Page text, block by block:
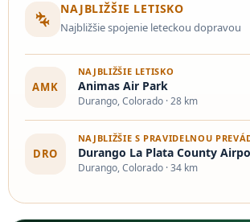
connecting_airports
NAJBLIŽŠIE LETISKO
Najbližšie spojenie leteckou dopravou
AMK
NAJBLIŽŠIE LETISKO
Animas Air Park
Durango, Colorado · 28 km
DRO
NAJBLIŽŠIE S PRAVIDELNOU
Durango La Plata County
Durango, Colorado · 34 km